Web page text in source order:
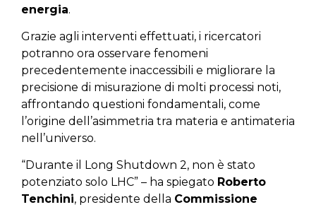
energia.
Grazie agli interventi effettuati, i ricercatori
potranno ora osservare fenomeni
precedentemente inaccessibili e migliorare la
precisione di misurazione di molti processi noti,
affrontando questioni fondamentali, come
l’origine dell’asimmetria tra materia e antimateria
nell’universo.
“Durante il Long Shutdown 2, non è stato
potenziato solo LHC” – ha spiegato Roberto
Tenchini, presidente della Commissione